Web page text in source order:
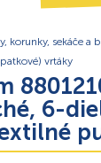
korunky, sekáče a
vrtáky
6-